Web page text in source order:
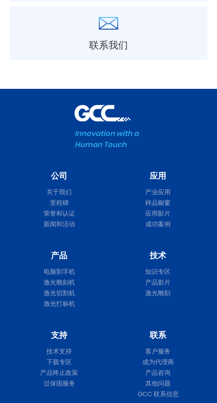
联系我们
Innovation with a
Human Touch
公司
关于我们
里程碑
荣誉和认证
新闻和活动
应用
产业应用
样品橱窗
应用影片
成功案例
产品
电脑割字机
激光雕刻机
激光切割机
激光打标机
技术
知识专区
产品影片
激光雕刻
支持
技术支持
下载专区
产品终止政策
过保固服务
联系
客户服务
成为代理商
产品咨询
其他问题
GCC 联系信息